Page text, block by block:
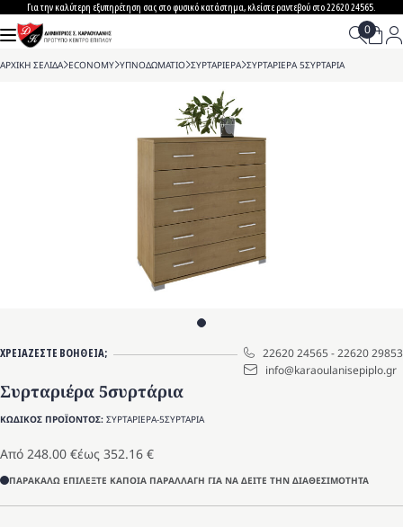
to
content
Για την καλύτερη εξυπηρέτηση σας στο φυσικό κατάστημα, κλείστε ραντεβού στο 22620 24565.
ΑΡΧΙΚΗ ΣΕΛΙΔΑ>ECONOMY>ΥΠΝΟΔΩΜΑΤΙΟ>ΣΥΡΤΑΡΙΕΡΑ>ΣΥΡΤΑΡΙΕΡΑ 5ΣΥΡΤΑΡΙΑ
ΧΡΕΙΑΖΕΣΤΕ ΒΟΗΘΕΙΑ; 22620 24565-22620 29853
info@karaoulanisepiplo.gr
Συρταριέρα 5συρτάρια
ΚΩΔΙΚΟΣ ΠΡΟΪΟΝΤΟΣ: ΣΥΡΤΑΡΙΕΡΑ-5ΣΥΡΤΑΡΙΑ
Από 248.00 €έως 352.16 €
ΠΑΡΑΚΑΛΩ ΕΠΙΛΕΞΤΕ ΚΑΠΟΙΑ ΠΑΡΑΛΛΑΓΗ ΓΙΑ ΝΑ ΔΕΙΤΕ ΤΗΝ ΔΙΑΘΕΣΙΜΟΤΗΤΑ